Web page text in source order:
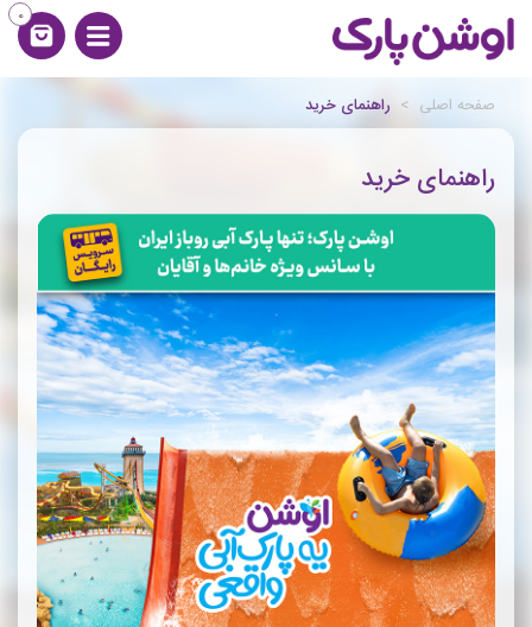
0
صفحه اصلی > راهنمای خرید
راهنمای خرید